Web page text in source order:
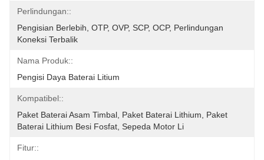
Perlindungan::
Pengisian Berlebih, OTP, OVP, SCP, OCP, Perlindungan
Koneksi Terbalik
Nama Produk::
Pengisi Daya Baterai Litium
Kompatibel::
Paket Baterai Asam Timbal, Paket Baterai Lithium, Paket
Baterai Lithium Besi Fosfat, Sepeda Motor Li
Fitur::